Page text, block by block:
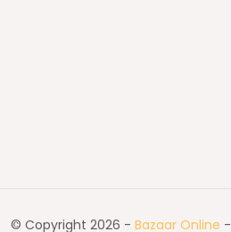
© Copyright 2026 - Bazaar Online -